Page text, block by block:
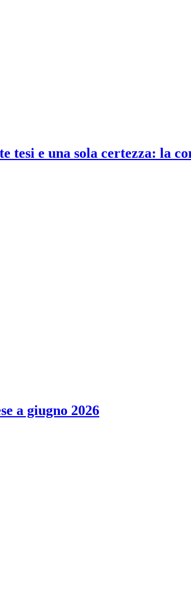
tesi e una sola certezza: la
a giugno 2026